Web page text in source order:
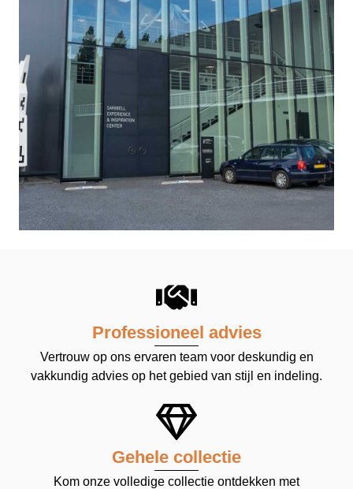
Professioneel advies
Vertrouw op ons ervaren team voor deskundig en
vakkundig advies op het gebied van stijl en indeling.
Gehele collectie
Kom onze volledige collectie ontdekken met